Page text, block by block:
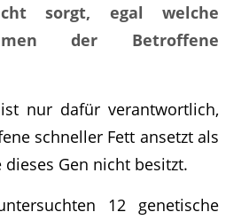
sorgt, egal welche
der Betroffene
ist nur dafür verantwortlich,
schneller Fett ansetzt als
dieses Gen nicht besitzt.
12 genetische